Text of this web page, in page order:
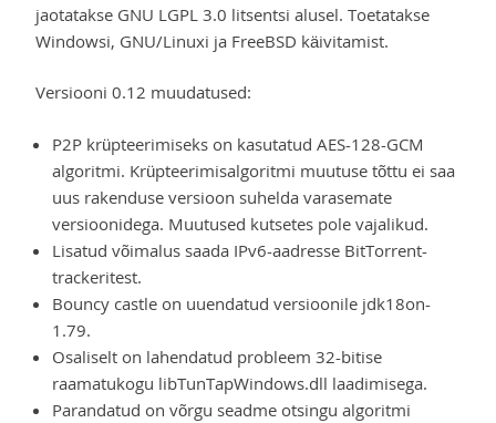
jaotatakse GNU LGPL 3.0 litsentsi alusel. Toetatakse
Windowsi, GNU/Linuxi ja FreeBSD käivitamist.
Versiooni 0.12 muudatused:
P2P krüpteerimiseks on kasutatud AES-128-GCM
algoritmi. Krüpteerimisalgoritmi muutuse tõttu ei saa
uus rakenduse versioon suhelda varasemate
versioonidega. Muutused kutsetes pole vajalikud.
Lisatud võimalus saada IPv6-aadresse BitTorrent-
trackeritest.
Bouncy castle on uuendatud versioonile jdk18on-
1.79.
Osaliselt on lahendatud probleem 32-bitise
raamatukogu libTunTapWindows.dll laadimisega.
Parandatud on võrgu seadme otsingu algoritmi